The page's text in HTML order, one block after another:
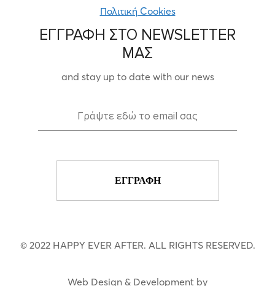
Πολιτική Cookies
ΕΓΓΡΑΦΗ ΣΤΟ NEWSLETTER
ΜΑΣ
and stay up to date with our news
© 2022 HAPPY EVER AFTER. ALL RIGHTS RESERVED.
Web Design & Development by